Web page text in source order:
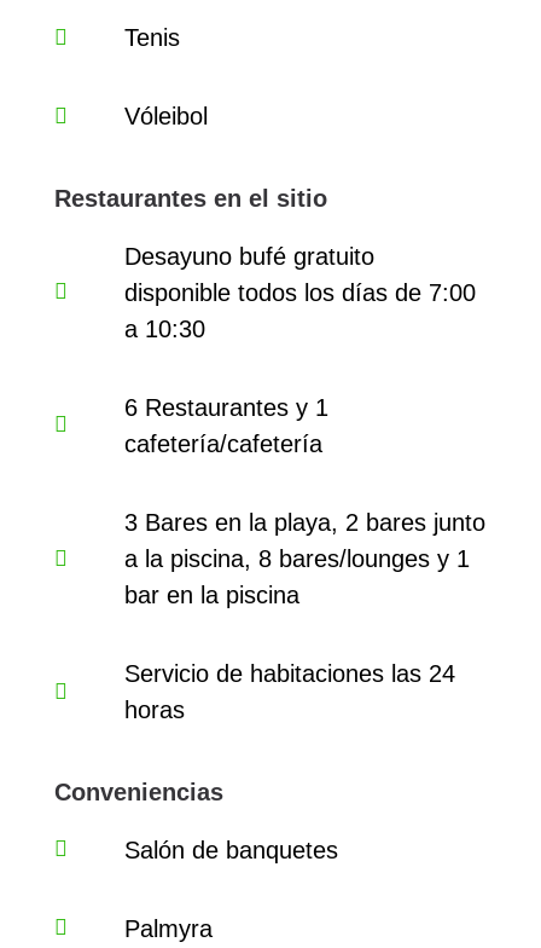
Tenis
Vóleibol
Restaurantes en el sitio
Desayuno bufé gratuito
disponible todos los días de 7:00
a 10:30
6 Restaurantes y 1
cafetería/cafetería
3 Bares en la playa, 2 bares junto
a la piscina, 8 bares/lounges y 1
bar en la piscina
Servicio de habitaciones las 24
horas
Conveniencias
Salón de banquetes
Palmyra